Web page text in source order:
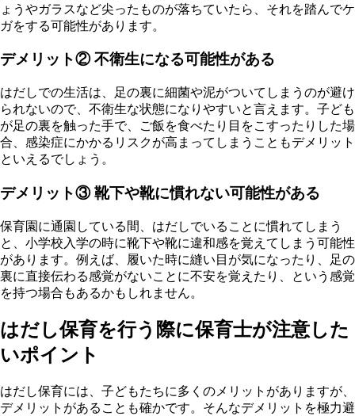
ょうやガラスなど尖ったものが落ちていたら、それを踏んでケ
ガをする可能性があります。
デメリット② 不衛生になる可能性がある
はだしでの生活は、足の裏に細菌や泥がついてしまうのが避け
られないので、不衛生な状態になりやすいと言えます。子ども
が足の裏を触った手で、ご飯を食べたり目をこすったりした場
合、感染症にかかるリスクが高まってしまうこともデメリット
といえるでしょう。
デメリット③ 靴下や靴に慣れない可能性がある
保育園に通園している間、はだしでいることに慣れてしまう
と、小学校入学の時に靴下や靴に違和感を覚えてしまう可能性
があります。例えば、履いた時に縫い目が気になったり、足の
裏に直接伝わる感覚がないことに不安を覚えたり、という感覚
を持つ場合もあるかもしれません。
はだし保育を行う際に保育士が注意した
いポイント
はだし保育には、子どもたちに多くのメリットがありますが、
デメリットがあることも確かです。そんなデメリットを極力避